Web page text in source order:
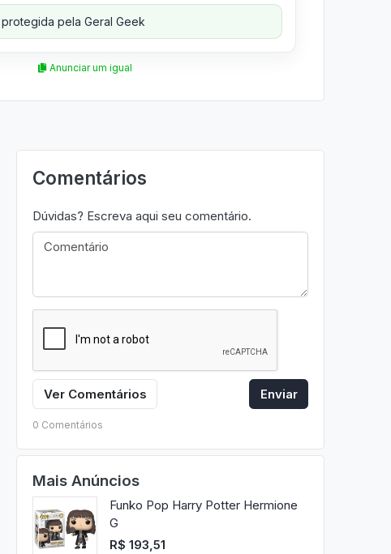
protegida pela Geral Geek
Anunciar um igual
Comentários
Dúvidas? Escreva aqui seu comentário.
Ver Comentários Enviar
0 Comentários
Mais Anúncios
Funko Pop Harry Potter Hermione
G
R$ 193,51